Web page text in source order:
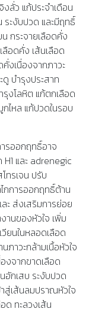
ลั่ว แก้ประจำเดือน
ระงับปวด และมีฤทธิ์
กระจายเลือดคั่ง
อดคั่ง เส้นเลือด
งเนื่องจากภาวะ
บำรุงประสาท
รุงโลหิต แก้ตกเลือด
ไหล แก้ปวดในรอบ
รออกฤทธิ์อาจ
และ adrenegic
ทรเจน ปรับ
กการออกฤทธิ์ต้าน
ะ ส่งเสริมการย่อย
านของหัวใจ เพิ่ม
วียนในหลอดเลือด
าวะกล้ามเนื้อหัวใจ
องจากขาดเลือด
อักเสบ ระงับปวด
สู่เส้นลมปราณหัวใจ
ด ทะลวงเส้น